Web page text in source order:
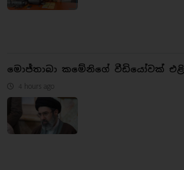
මොජ්තාබා කමේනිගේ වීඩියෝවක්
4 hours ago